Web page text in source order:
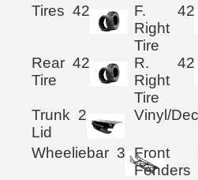
Tires 42
F.
Right
Tire
42
Rear
Tire
42
R.
Right
Tire
42
Trunk
Lid
2 Vinyl/
Wheeliebar 3
Front
Fenders